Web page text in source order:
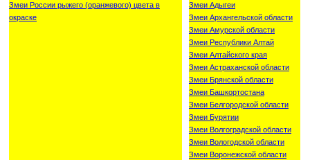
Змеи России рыжего (оранжевого) цвета в
окраске
Змеи Адыгеи
Змеи Архангельской области
Змеи Амурской области
Змеи Республики Алтай
Змеи Алтайского края
Змеи Астраханской области
Змеи Брянской области
Змеи Башкортостана
Змеи Белгородской области
Змеи Бурятии
Змеи Волгоградской области
Змеи Вологодской области
Змеи Воронежской области